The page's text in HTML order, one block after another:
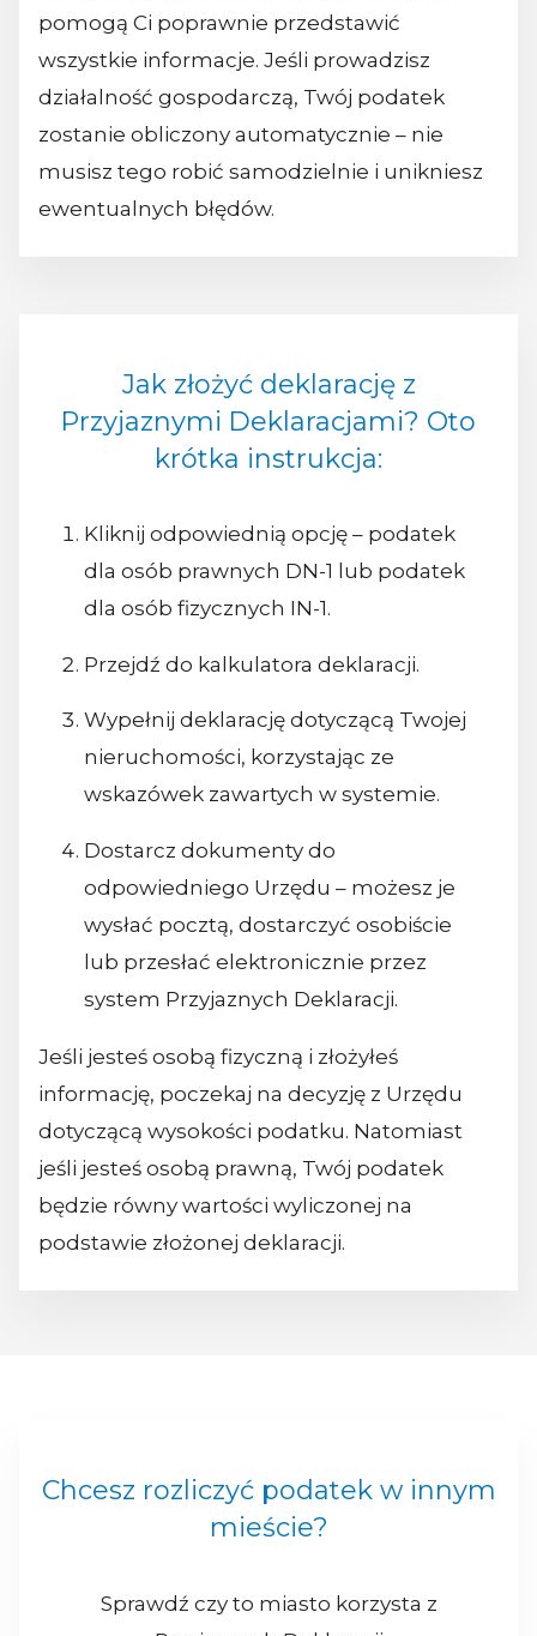
pomogą Ci poprawnie przedstawić
wszystkie informacje. Jeśli prowadzisz
działalność gospodarczą, Twój podatek
zostanie obliczony automatycznie – nie
musisz tego robić samodzielnie i unikniesz
ewentualnych błędów.
Jak złożyć deklarację z
Przyjaznymi Deklaracjami? Oto
krótka instrukcja:
Kliknij odpowiednią opcję – podatek
dla osób prawnych DN-1 lub podatek
dla osób fizycznych IN-1.
Przejdź do kalkulatora deklaracji.
Wypełnij deklarację dotyczącą Twojej
nieruchomości, korzystając ze
wskazówek zawartych w systemie.
Dostarcz dokumenty do
odpowiedniego Urzędu – możesz je
wysłać pocztą, dostarczyć osobiście
lub przesłać elektronicznie przez
system Przyjaznych Deklaracji.
Jeśli jesteś osobą fizyczną i złożyłeś
informację, poczekaj na decyzję z Urzędu
dotyczącą wysokości podatku. Natomiast
jeśli jesteś osobą prawną, Twój podatek
będzie równy wartości wyliczonej na
podstawie złożonej deklaracji.
Chcesz rozliczyć podatek w innym
mieście?
Sprawdź czy to miasto korzysta z